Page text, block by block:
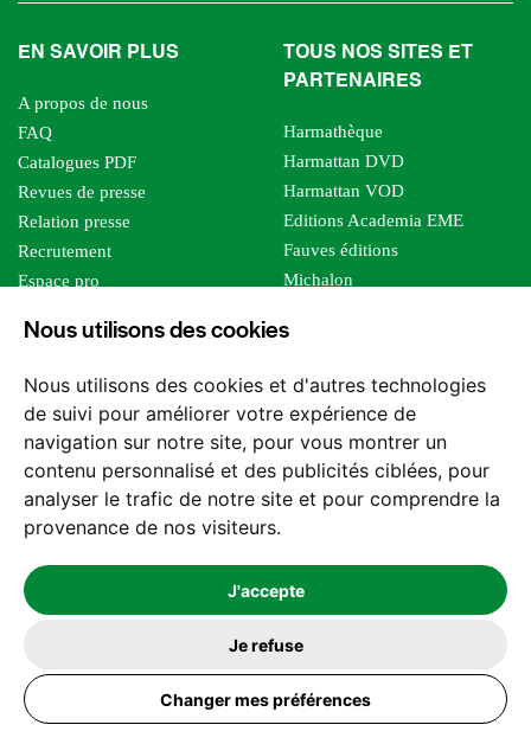
Nous utilisons des cookies
Nous utilisons des cookies et d'autres technologies
de suivi pour améliorer votre expérience de
navigation sur notre site, pour vous montrer un
contenu personnalisé et des publicités ciblées, pour
analyser le trafic de notre site et pour comprendre la
provenance de nos visiteurs.
J'accepte
Je refuse
Changer mes préférences
EN SAVOIR PLUS
A propos de nous
FAQ
Catalogues PDF
Revues de presse
Relation presse
Recrutement
Espace pro
Foreign rights
TOUS NOS SITES ET
PARTENAIRES
Harmathèque
Harmattan DVD
Harmattan VOD
Editions Academia EME
Fauves éditions
Michalon
Editions Sutton
Les impliqués
Tous les éditeurs
Tous nos auteurs
Nos structures
Nous contacter
2026 -© Les Editions l'Harmattan. Tous droits réservés - Site réalisé par
Mentions légales
Politique de confidentialité